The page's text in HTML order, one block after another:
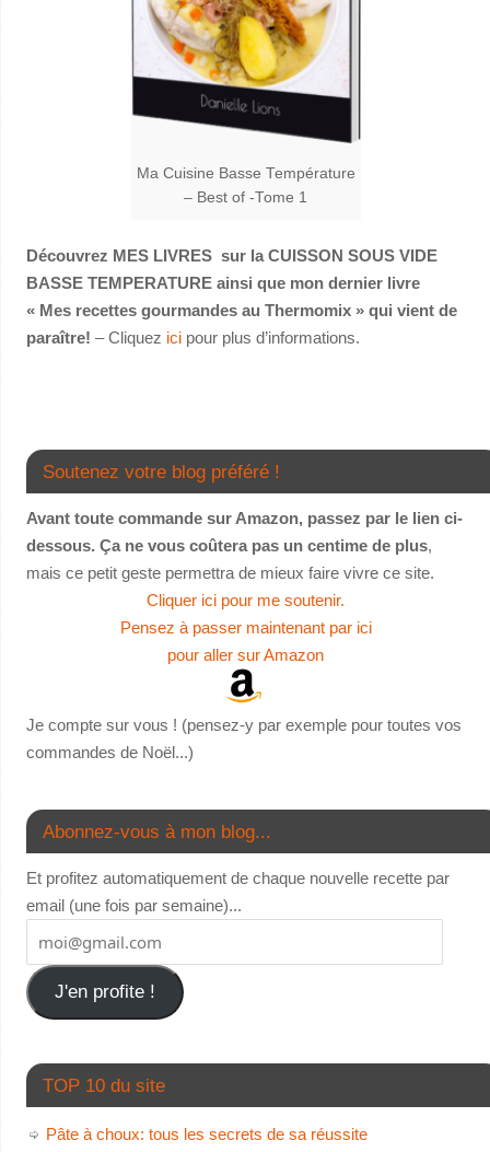
Ma Cuisine Basse Température
– Best of -Tome 1
Découvrez MES LIVRES sur la CUISSON SOUS VIDE
BASSE TEMPERATURE ainsi que mon dernier livre
« Mes recettes gourmandes au Thermomix » qui vient de
paraître! – Cliquez icipour plus d’informations.
Soutenez votre blog préféré !
Avant toute commande sur Amazon, passez par le lien ci-
dessous. Ça ne vous coûtera pas un centime de plus,
mais ce petit geste permettra de mieux faire vivre ce site.
Cliquer ici pour me soutenir.
Pensez à passer maintenant par ici
pour aller sur Amazon
Je compte sur vous ! (pensez-y par exemple pour toutes vos
commandes de Noël...)
Abonnez-vous à mon blog...
Et profitez automatiquement de chaque nouvelle recette par
email (une fois par semaine)...
J'en profite !
TOP 10 du site
Pâte à choux: tous les secrets de sa réussite